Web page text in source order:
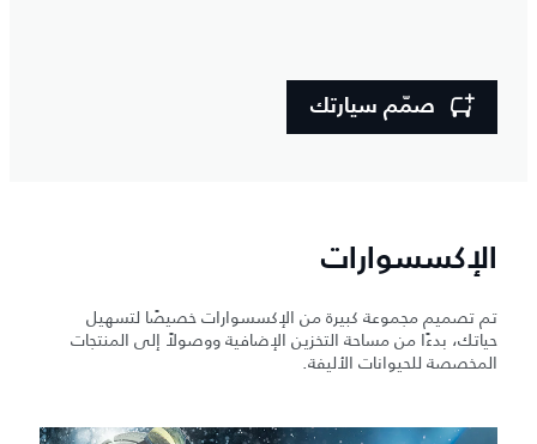
صمّم سيارتك
الإكسسوارات
تم تصميم مجموعة كبيرة من الإكسسوارات خصيصًا لتسهيل
حياتك، بدءًا من مساحة التخزين الإضافية ووصولاً إلى المنتجات
المخصصة للحيوانات الأليفة.